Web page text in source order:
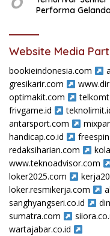
Performa
Website Media
bookieindonesia.com
gresikarir.com
optimakit.com
frivgame.id
antarsport.com
handicap.co.id
redaksiharian.com
www.teknoadvisor.com
loker2025.com
loker.resmikerja.com
sanghyangseri.co.id
sumatra.com
wartajabar.co.id